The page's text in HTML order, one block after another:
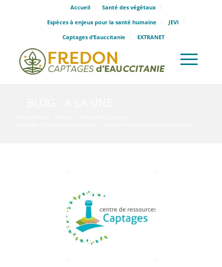
Accueil
Santé des végétaux
Espèces à enjeux pour la santé humaine
JEVI
Captages d’Eauccitanie
EXTRANET